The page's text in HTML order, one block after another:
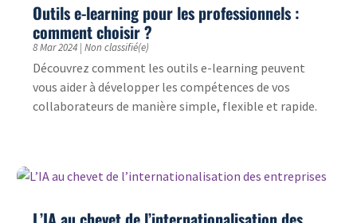
Outils e-learning pour les professionnels :
comment choisir ?
8 Mar 2024 |Non classifié(e)
Découvrez comment les outils e-learning peuvent
vous aider à développer les compétences de vos
collaborateurs de manière simple, flexible et rapide.